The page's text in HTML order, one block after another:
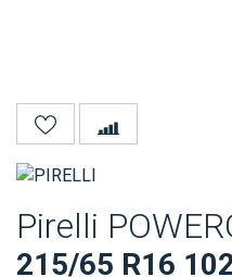
Pirelli
215/65 R16